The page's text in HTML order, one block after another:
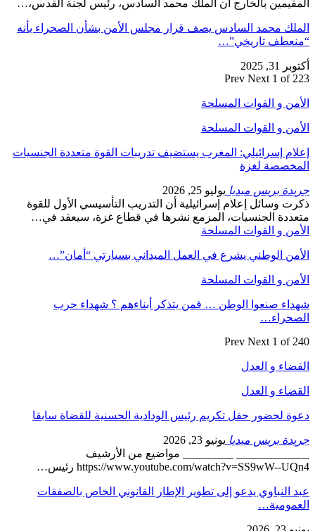
المقيمين بالخارج أن الملك محمد السادس، رئيس لجنة القدس،…
الملك محمد السادس يصف قرار مجلس الأمن بشأن الصحراء بأنه
“منعطف تاريخي”…
أكتوبر 31, 2025
Prev Next 1 of 223
الأمن و القوات المسلحة
الأمن و القوات المسلحة
إعلام إسرائيلي: المغرب يستضيف تدريبات القوة متعددة الجنسيات
المخصصة لغزة
جريدة بريس ميديا يوليو 25, 2026
ذكرت وسائل إعلام إسرائيلية أن التدريب التأسيسي الأول للقوة
متعددة الجنسيات، المزمع نشرها في قطاع غزة، سيعقد في…
الأمن و القوات المسلحة
الأمن الوطني يشرع في العمل الميداني بسيارتي “أمان”…
الأمن و القوات المسلحة
شهداء صنعوا الوطن … فمن يتذكر أبناءهم ؟ شهداء حرب
الصحراء…
Prev Next 1 of 240
القضاء و العدل
القضاء و العدل
دعوة لحضور حفل تكريم رئيس الودادية الحسنية للقضاة سابقا
جريدة بريس ميديا يونيو 23, 2026
_____________ _________ مواضيع من الأرشيف
https://www.youtube.com/watch?v=SS9wW--UQn4 رئيس…
عبد النباوي يدعو إلى تطوير الإطار القانوني الخاص بالصفقات
العمومية…